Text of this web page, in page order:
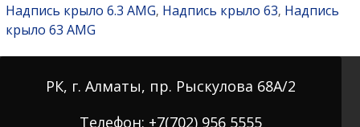
Надпись крыло 6.3 AMG, Надпись крыло 63, Надпись
крыло 63 AMG
РК, г. Алматы, пр. Рыскулова 68А/2
Телефон: +7(702) 956 5555